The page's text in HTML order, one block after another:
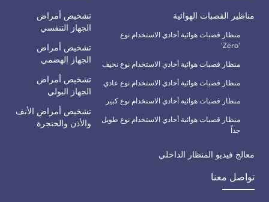
مناظير القصبات الهوائية
منظار قصبات هوائية أحادي الاستخدام نوع
'Zero'
منظار قصبات هوائية أحادي الاستخدام نوع نحيف
منظار قصبات هوائية أحادي الاستخدام نوع عادي
منظار قصبات هوائية أحادي الاستخدام نوع كبير
منظار قصبات هوائية أحادي الاستخدام نوع طويل
جداً
معالج فيديو المنظار الداخلي
تشخيص أمراض
الجهاز التنفسي
تشخيص أمراض
الجهاز الهضمي
تشخيص أمراض
الجهاز البولي
تشخيص أمراض الأنف
والأذن والحنجرة
تواصل معنا